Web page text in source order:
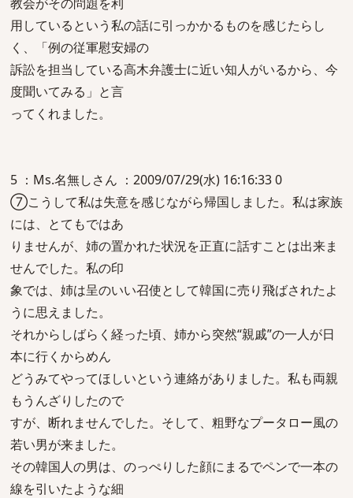
用しているという私の話に引っかかるものを感じたらし
く、「例の従軍慰安婦の
訴訟を担当している高木弁護士に近い知人がいるから、今
度聞いてみる」と言
ってくれました。
5 ：Ms.名無しさん ：2009/07/29(水) 16:16:33 0
⑦こうして私は失意を感じながら帰国しました。私は家族
には、とてもではあ
りませんが、姉の置かれた状況を正直に話すことは出来ま
せんでした。私の印
象では、姉は呈のいい召使として韓国に売り飛ばされたよ
うに思えました。
それからしばらく経った頃、姉から突然“親戚”の一人が日
本に行くからめん
どうみてやってほしいという連絡がありました。私も両親
もうんざりしたので
すが、断れませんでした。そして、粗野なプータロー風の
若い男が来ました。
その韓国人の男は、のっぺりした顔にまるでペンで一本の
線を引いたような細